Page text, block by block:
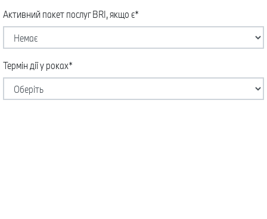
Активний пакет послуг BRI, якщо є*
Термін дії у роках*